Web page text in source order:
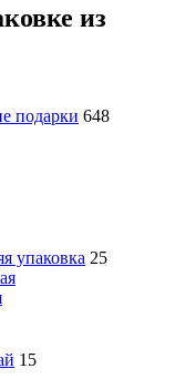
из
подарки 648
упаковка 25
15